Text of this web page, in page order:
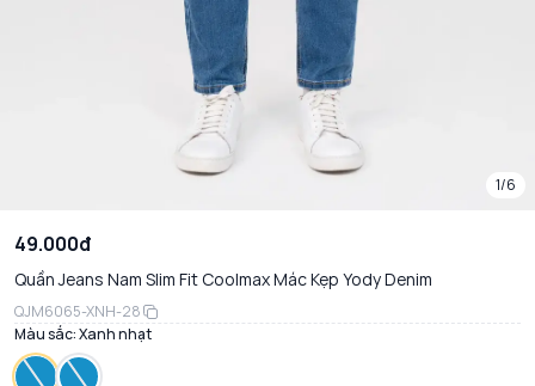
1/6
49.000đ
Quần Jeans Nam Slim Fit Coolmax Mác Kẹp Yody Denim
QJM6065-XNH-28
Màu sắc:Xanh nhạt